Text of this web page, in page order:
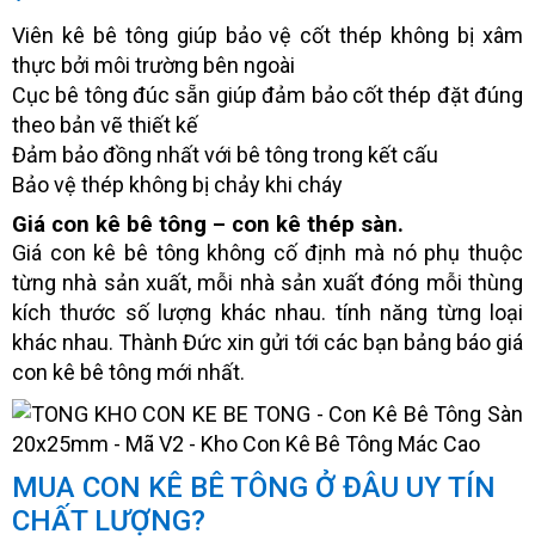
Viên kê bê tông giúp bảo vệ cốt thép không bị xâm
thực bởi môi trường bên ngoài
Cục bê tông đúc sẵn giúp đảm bảo cốt thép đặt đúng
theo bản vẽ thiết kế
Đảm bảo đồng nhất với bê tông trong kết cấu
Bảo vệ thép không bị chảy khi cháy
Giá con kê bê tông – con kê thép sàn.
Giá con kê bê tông không cố định mà nó phụ thuộc
từng nhà sản xuất, mỗi nhà sản xuất đóng mỗi thùng
kích thước số lượng khác nhau. tính năng từng loại
khác nhau. Thành Đức xin gửi tới các bạn bảng báo giá
con kê bê tông mới nhất.
MUA CON KÊ BÊ TÔNG Ở ĐÂU UY TÍN
CHẤT LƯỢNG?